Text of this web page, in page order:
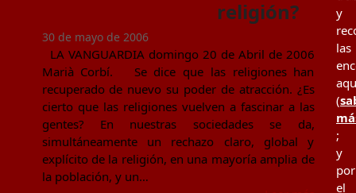
religión?
30 de mayo de 2006
LA VANGUARDIA domingo 20 de Abril de 2006
Marià Corbí. Se dice que las religiones han
recuperado de nuevo su poder de atracción. ¿Es
cierto que las religiones vuelven a fascinar a las
gentes? En nuestras sociedades se da,
simultáneamente un rechazo claro, global y
explícito de la religión, en una mayoría amplia de
la población, y un…
y
las
(
;
y
por
el